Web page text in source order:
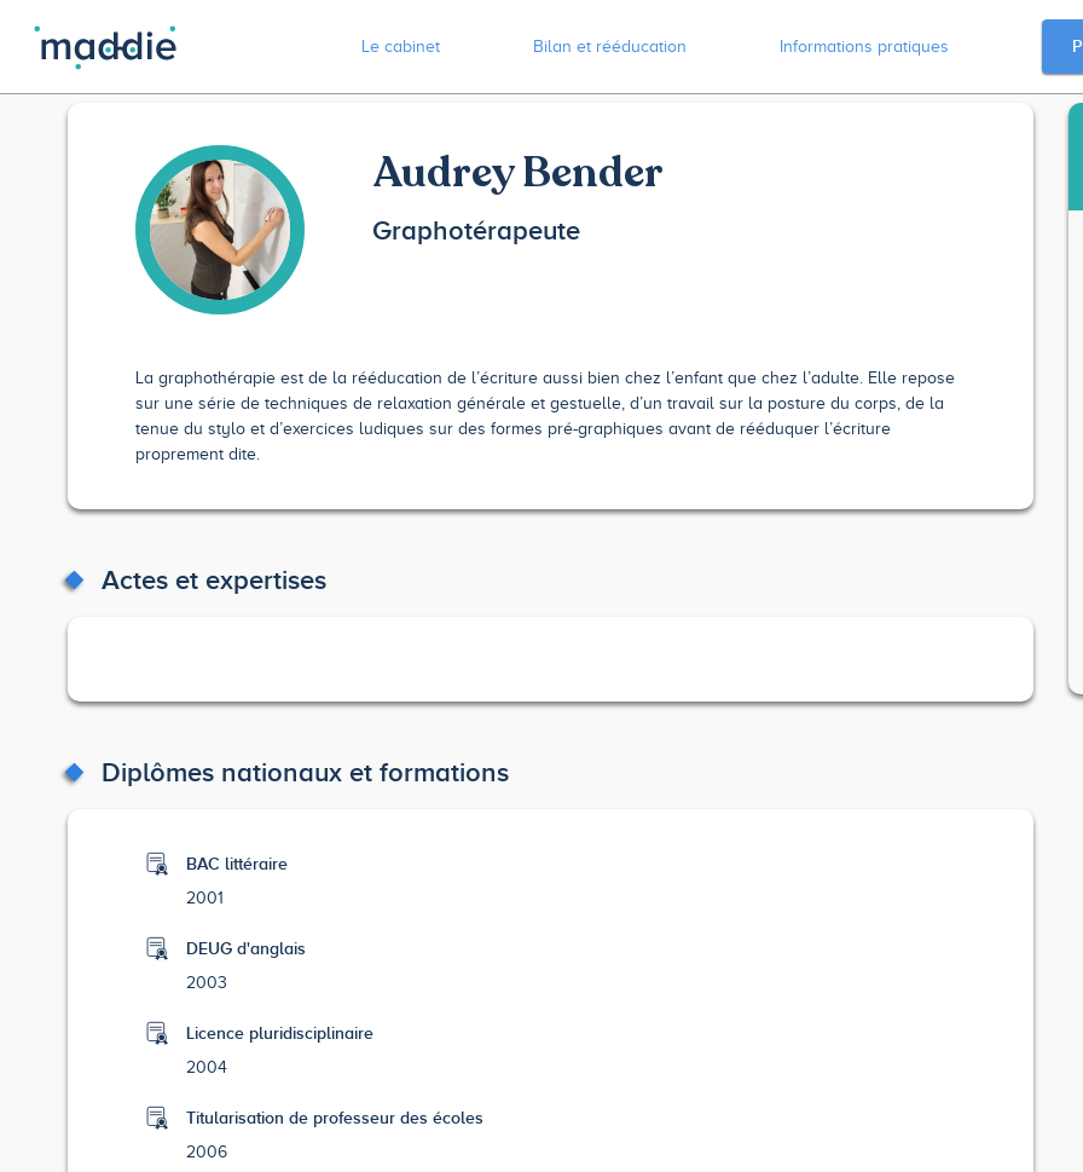
Le cabinet Bilan et rééducation Informations pratiques
Audrey Bender
Graphotérapeute
La graphothérapie est de la rééducation de l’écriture aussi bien chez l’enfant que chez l’adulte. Elle repose
sur une série de techniques de relaxation générale et gestuelle, d’un travail sur la posture du corps, de la
tenue du stylo et d’exercices ludiques sur des formes pré-graphiques avant de rééduquer l’écriture
proprement dite.
Actes et expertises
Diplômes nationaux et formations
BAC littéraire
2001
DEUG d'anglais
2003
Licence pluridisciplinaire
2004
Titularisation de professeur des écoles
2006